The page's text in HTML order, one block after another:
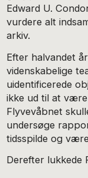
Edward U.
vurdere alt
arkiv.
Efter halvandet
videnskabelige
uidentificerede
ikke ud til at
Flyvevåbnet
undersøge
tidsspilde og
Derefter lukkede